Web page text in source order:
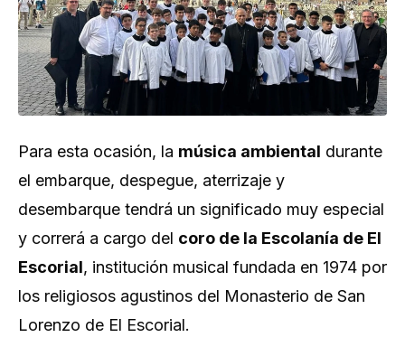
Para esta ocasión, la música ambiental durante
el embarque, despegue, aterrizaje y
desembarque tendrá un significado muy especial
y correrá a cargo del coro de la Escolanía de El
Escorial, institución musical fundada en 1974 por
los religiosos agustinos del Monasterio de San
Lorenzo de El Escorial.